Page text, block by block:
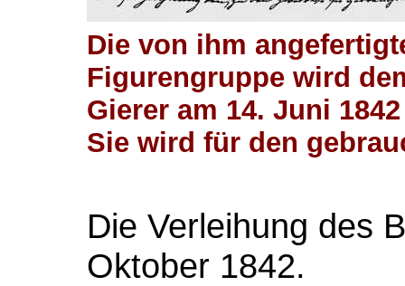
Die von ihm
Figurengruppe wird
Gierer am 14. Juni
Sie wird für den
Die Verleihung des
Oktober 1842.